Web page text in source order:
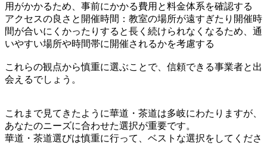
用がかかるため、事前にかかる費用と料金体系を確認する
アクセスの良さと開催時間：教室の場所が遠すぎたり開催時
間が合いにくかったりすると長く続けられなくなるため、通
いやすい場所や時間帯に開催されるかを考慮する
これらの観点から慎重に選ぶことで、信頼できる事業者と出
会えるでしょう。
これまで見てきたように華道・茶道は多岐にわたりますが、
あなたのニーズに合わせた選択が重要です。
華道・茶道選びは慎重に行って、ベストな選択をしてくださ